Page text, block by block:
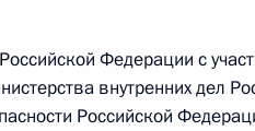
Федерации с
внутренних дел
Российской